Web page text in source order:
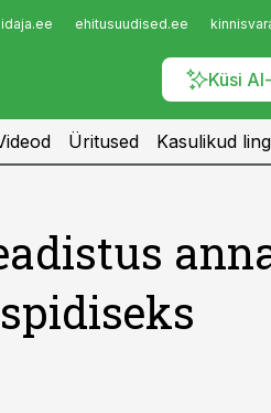
ehitusuudised.ee
Küsi
Üritused Kasulikud